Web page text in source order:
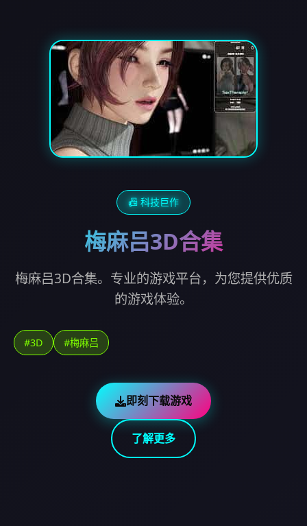
📠 科技巨作
梅麻吕3D合集
梅麻吕3D合集。专业的游戏平台，为您提供优质
的游戏体验。
#3D #梅麻吕
即刻下载游戏
了解更多